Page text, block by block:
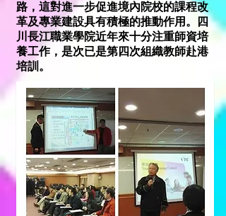
路，這對進一步促進境內院校的課程改
革及專業建設具有積極的推動作用。四
川長江職業學院近年來十分注重師資培
養工作，是次已是第四次組織教師赴港
培訓。